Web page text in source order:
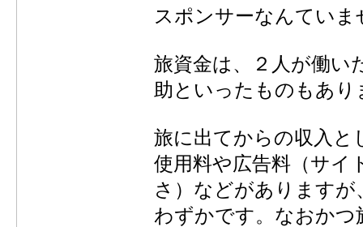
スポンサーなんていま
旅資金は、２人が働い
助といったものもあり
旅に出てからの収入と
使用料や広告料（サイ
さ）などがあります
わずかです。なおかつ